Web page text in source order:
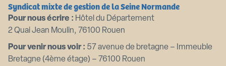
Syndicat mixte de gestion de la Seine Normande
Pour nous écrire : Hôtel du Département
2 Quai Jean Moulin, 76100 Rouen
Pour venir nous voir : 57 avenue de bretagne – Immeuble
Bretagne (4ème étage) – 76100 Rouen